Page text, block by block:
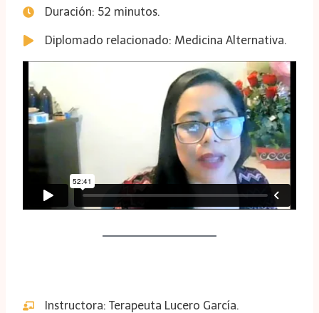
Duración: 52 minutos.
Diplomado relacionado: Medicina Alternativa.
Instructora: Terapeuta Lucero García.